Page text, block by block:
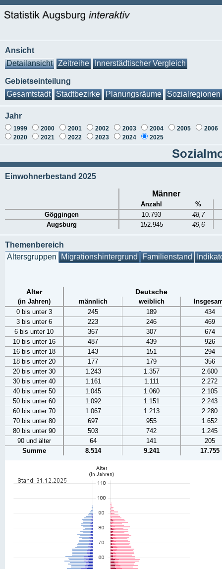
Ansicht
Detailansicht
Zeitreihe Innerstädtischer Vergleich
Gebietseinteilung
Gesamtstadt
Stadtbezirke Planungsräume Sozialregionen
Jahr
1999 2000 2001 2002 2003 2004 2005
2006
2020
2021 2022 2023 2024 2025
Einwohnerbestand 2025
Männer
Anzahl
%
Göggingen
10.793
48,7
Augsburg
152.945 49,6
Themenbereich
Altersgruppen Migrationshintergrund Familienstand
Alter Deutsche
(in Jahren) männlich weiblich
0 bis unter 3
245 189
434
3 bis unter 6
223 246
469
6 bis unter 10
367 307
674
10 bis unter 16
487 439
926
16 bis unter 18
143 151
294
18 bis unter 20
177 179
356
20 bis unter 30
1.243 1.357
2.600
30 bis unter 40
1.161 1.111
2.272
40 bis unter 50
1.045 1.060
2.105
50 bis unter 60
1.092 1.151
2.243
60 bis unter 70
1.067 1.213
2.280
70 bis unter 80
697 955
1.652
80 bis unter 90
503 742
1.245
90 und älter
64 141
205
Summe
8.514 9.241 17.755